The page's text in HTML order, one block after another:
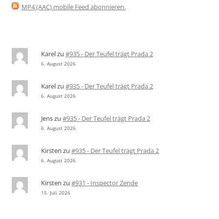
MP4 (AAC) mobile Feed abonnieren.
Karelzu #935 - Der Teufel trägt Prada 2
6. August 2026
Karelzu #935 - Der Teufel trägt Prada 2
6. August 2026
Jenszu #935 - Der Teufel trägt Prada 2
6. August 2026
Kirsten zu #935 - Der Teufel trägt Prada 2
6. August 2026
Kirsten zu #931 - Inspector Zende
15. Juli 2026